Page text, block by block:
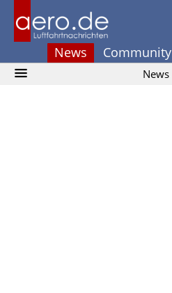
News Community
News